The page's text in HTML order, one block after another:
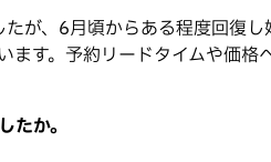
が、6月頃からある程度回復
す。予約リードタイムや価格
か。